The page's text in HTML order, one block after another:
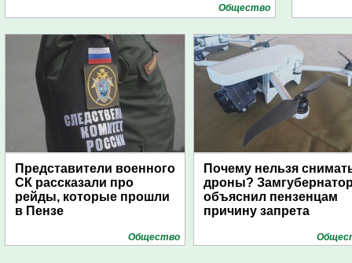
Общество
Представители военного
СК рассказали про
рейды, которые прошли
в Пензе
Общество
Почему нельзя
дроны?
объяснил пензенцам
причину запрета